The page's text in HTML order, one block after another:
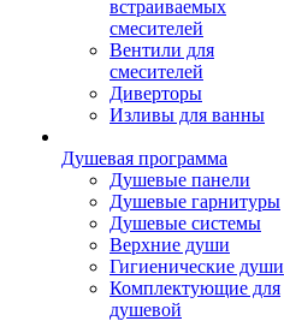
встраиваемых
смесителей
Вентили для
смесителей
Диверторы
Изливы для ванны
Душевая программа
Душевые панели
Душевые гарнитуры
Душевые системы
Верхние души
Гигиенические души
Комплектующие для
душевой